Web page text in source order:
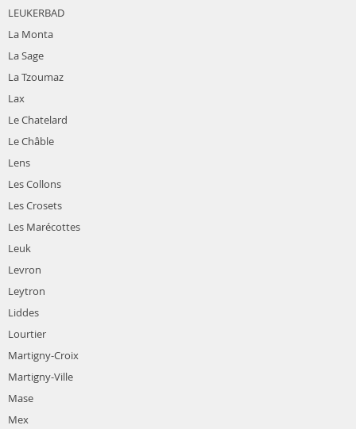
LEUKERBAD
La Monta
La Sage
La Tzoumaz
Lax
Le Chatelard
Le Châble
Lens
Les Collons
Les Crosets
Les Marécottes
Leuk
Levron
Leytron
Liddes
Lourtier
Martigny-Croix
Martigny-Ville
Mase
Mex